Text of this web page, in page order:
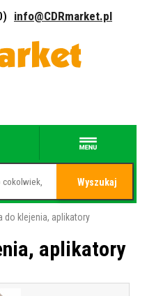
info@CDRmarket.pl
Wyszukaj
do klejenia, aplikatory
aplikatory